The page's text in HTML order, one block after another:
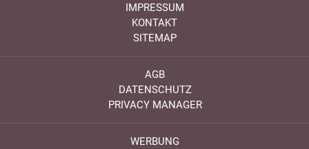
IMPRESSUM
KONTAKT
SITEMAP
AGB
DATENSCHUTZ
PRIVACY MANAGER
WERBUNG